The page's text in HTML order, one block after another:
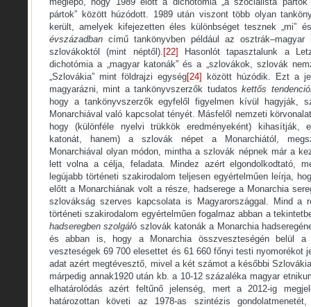
pártok” között húzódott. 1989 után viszont több olyan
került, amelyek kifejezetten éles különbséget tesznek „mi”
évszázadban című tankönyvben például az
szlovákoktól (mint néptől). [22]
Hasonlót tapasztalunk a
dichotómia a „magyar katonák” és a „szlovákok, szlovák
„Szlovákia” mint földrajzi egység[24]
között húzódik. Ezt a
magyarázni, mint a tankönyvszerzők tudatoskettős
hogy a tankönyvszerzők egyfelől figyelmen kívül hagyják,
Monarchiával való kapcsolat tényét. Másfelől nemzeti
hogy (különféle nyelvi trükkök eredményeként) kihasítják,
katonát, hanem) a szlovák népet a Monarchiától,
Monarchiával olyan módon, mintha a szlovák népnek már a
lett volna a célja, feladata. Mindez azért elgondolkodtató,
legújabb történeti szakirodalom teljesen egyértelműen leírja,
előtt a Monarchiának volt a része, hadserege a Monarchia
szlovákság szerves kapcsolata is Magyarországgal. Mind a
történeti szakirodalom egyértelműen fogalmaz abban a
hadseregben szolgáló szlovák katonák a Monarchia
és abban is, hogy a Monarchia összveszteségén belül a
veszteségek 69 700 elesettet és 61 660 főnyi testi nyomorékot
adat azért megtévesztő, mivel a két számot a későbbi
márpedig annak1920 után kb. a 10-12 százaléka magyar
elhatárolódás azért feltűnő jelenség, mert a 2012-ig
határozottan követi az 1978-as szintézis